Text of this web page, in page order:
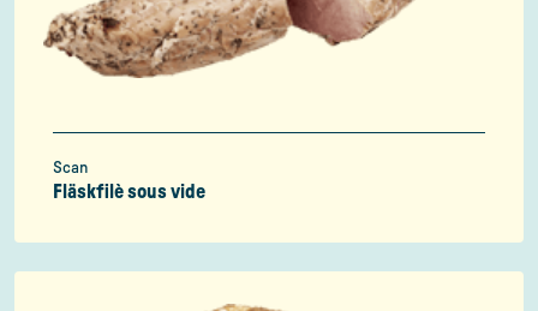
Scan
Fläskfilè sous vide